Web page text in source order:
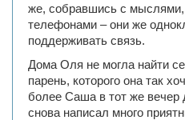
же, собравшись с
телефонами – они же
поддерживать связь.
Дома Оля не могла найти
парень, которого она так
более Саша в тот же вечер
снова написал много